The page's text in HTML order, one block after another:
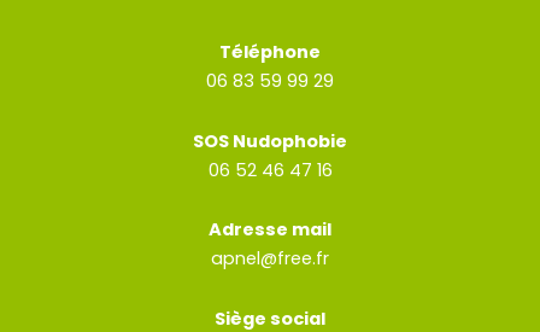
Téléphone
06 83 59 99 29
SOS Nudophobie
06 52 46 47 16
Adresse mail
apnel@free.fr
Siège social